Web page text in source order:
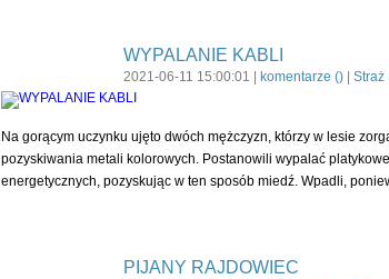
WYPALANIE KABLI
2021-06-11 15:00:01 | komentarze ()| Straż
Na gorącym uczynku ujęto dwóch mężczyzn, którzy w lesie
pozyskiwania metali kolorowych. Postanowili wypalać
energetycznych, pozyskując w ten sposób miedź. Wpadli,
PIJANY RAJDOWIEC